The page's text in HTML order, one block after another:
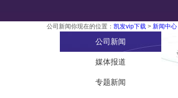
公司新闻你现在的位置： 凯发vip下载 > 新闻中心
技术工艺
公司新闻
媒体报道
专题新闻